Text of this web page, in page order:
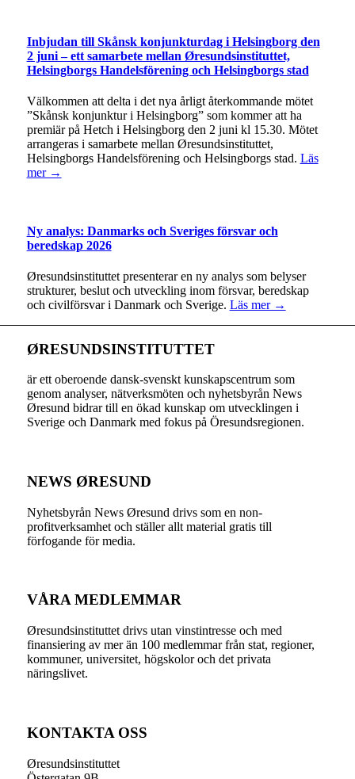
Inbjudan till Skånsk konjunkturdag i Helsingborg den
2 juni – ett samarbete mellan Øresundsinstituttet,
Helsingborgs Handelsförening och Helsingborgs stad
Välkommen att delta i det nya årligt återkommande mötet
”Skånsk konjunktur i Helsingborg” som kommer att ha
premiär på Hetch i Helsingborg den 2 juni kl 15.30. Mötet
arrangeras i samarbete mellan Øresundsinstituttet,
Helsingborgs Handelsförening och Helsingborgs stad. Läs
mer →
Ny analys: Danmarks och Sveriges försvar och
beredskap 2026
Øresundsinstituttet presenterar en ny analys som belyser
strukturer, beslut och utveckling inom försvar, beredskap
och civilförsvar i Danmark och Sverige. Läs mer →
ØRESUNDSINSTITUTTET
är ett oberoende dansk-svenskt kunskapscentrum som
genom analyser, nätverksmöten och nyhetsbyrån News
Øresund bidrar till en ökad kunskap om utvecklingen i
Sverige och Danmark med fokus på Öresundsregionen.
NEWS ØRESUND
Nyhetsbyrån News Øresund drivs som en non-
profitverksamhet och ställer allt material gratis till
förfogande för media.
VÅRA MEDLEMMAR
Øresundsinstituttet drivs utan vinst­intresse och med
finansiering av mer än 100 medlemmar från stat, regioner,
kommuner, universitet, högskolor och det privata
näringslivet.
KONTAKTA OSS
Øresundsinstituttet